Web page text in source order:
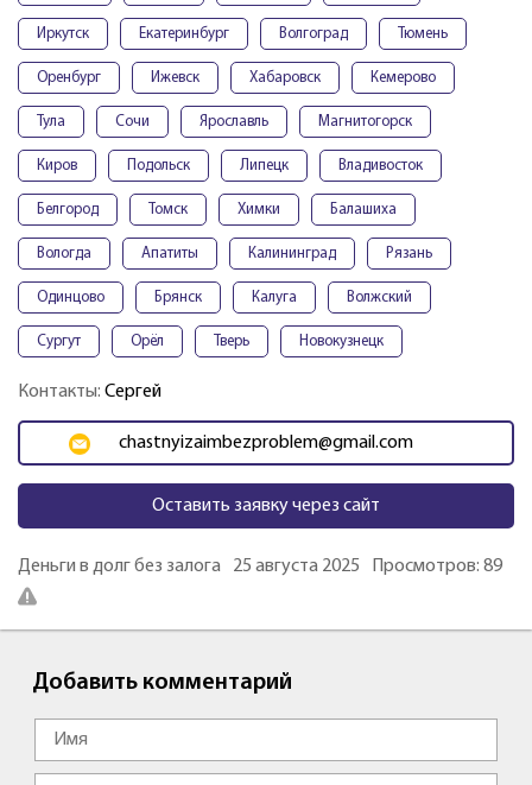
Иркутск Екатеринбург Волгоград Тюмень
Оренбург Ижевск Хабаровск Кемерово
Тула Сочи Ярославль Магнитогорск
Киров Подольск Липецк Владивосток
Белгород Томск Химки Балашиха
Вологда Апатиты Калининград Рязань
Одинцово Брянск Калуга Волжский
Сургут Орёл Тверь Новокузнецк
Контакты: Сергей
chastnyizaimbezproblem@gmail.com
Оставить заявку через сайт
Деньги в долг без залога 25 августа 2025 Просмотров: 89
Добавить комментарий